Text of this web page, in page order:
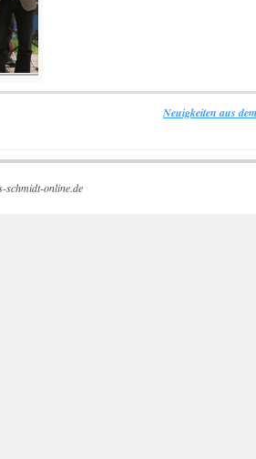
Neuigkeiten aus
schmidt-online.de